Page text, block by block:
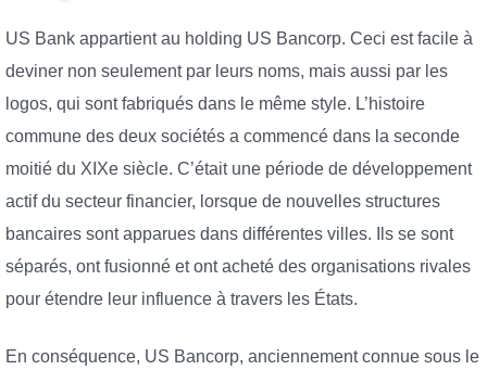
US Bank appartient au holding US Bancorp. Ceci est facile à
deviner non seulement par leurs noms, mais aussi par les
logos, qui sont fabriqués dans le même style. L’histoire
commune des deux sociétés a commencé dans la seconde
moitié du XIXe siècle. C’était une période de développement
actif du secteur financier, lorsque de nouvelles structures
bancaires sont apparues dans différentes villes. Ils se sont
séparés, ont fusionné et ont acheté des organisations rivales
pour étendre leur influence à travers les États.
En conséquence, US Bancorp, anciennement connue sous le